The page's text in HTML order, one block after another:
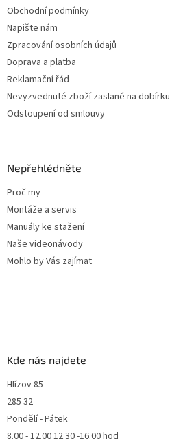
Obchodní podmínky
Napište nám
Zpracování osobních údajů
Doprava a platba
Reklamační řád
Nevyzvednuté zboží zaslané na dobírku
Odstoupení od smlouvy
Nepřehlédněte
Proč my
Montáže a servis
Manuály ke stažení
Naše videonávody
Mohlo by Vás zajímat
Kde nás najdete
Hlízov 85
285 32
Pondělí - Pátek
8.00 - 12.00 12.30 -16.00 hod